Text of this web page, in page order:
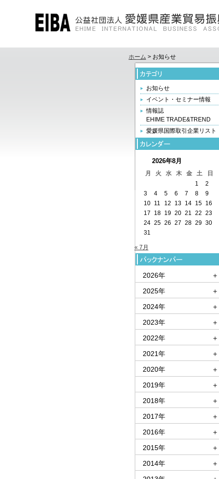
ホーム > お知らせ
お知らせ
イベント・セミナー情報
情報誌
EHIME TRADE&TREND
愛媛県国際取引企業リスト
2026年8月
月 火 水 木 金 土
日
1
2
3
4 5 6 7 8
9
10
11 12 13 14 15
16
17
18 19 20 21 22 23
24 25 26 27 28 29 30
31
« 7月
2026年
＋
2025年
＋
2024年
＋
2023年
＋
2022年
＋
2021年
＋
2020年
＋
2019年
＋
2018年
＋
2017年
＋
2016年
＋
2015年
＋
2014年
＋